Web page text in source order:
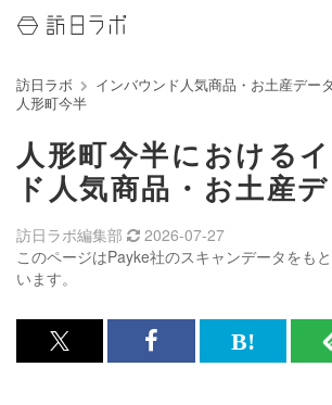
訪日ラボ インバウンド人気商品・お土産データ
人形町今半
人形町今半における
ド人気商品・お土産
このページはPayke社のスキャンデータをも
います。
訪日ラボ編集部 2026-07-27
x<br>
Facebook<br>
は